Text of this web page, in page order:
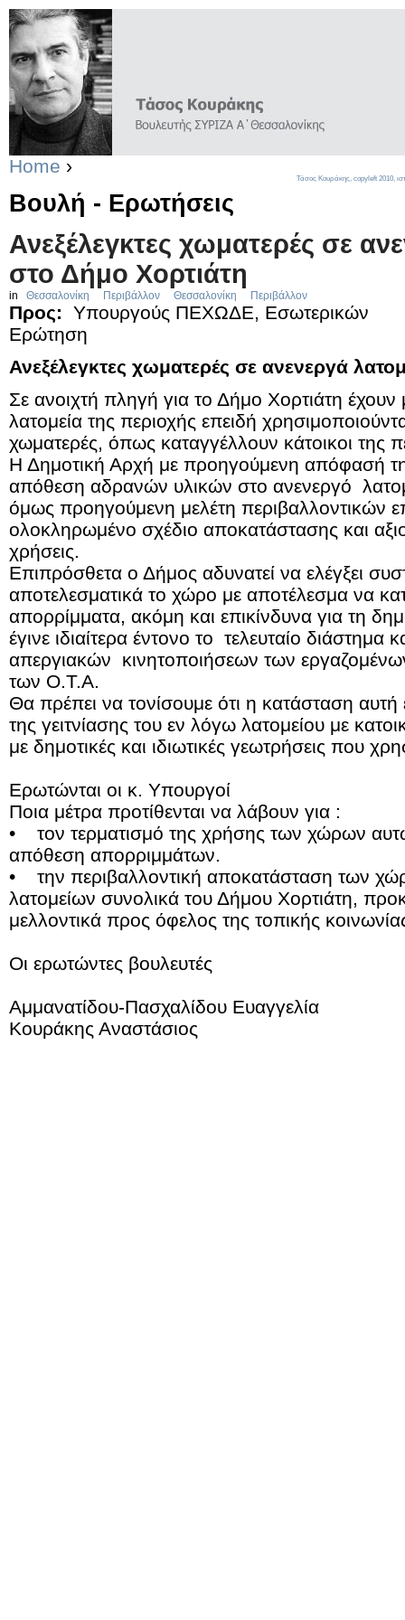
Home ›
Βουλή - Ερωτήσεις
Ανεξέλεγκτες χωματερές σε
στο Δήμο Χορτιάτη
in Θεσσαλονίκη Περιβάλλον Θεσσαλονίκη Περιβάλλον
Προς:
Υπουργούς ΠΕΧΩΔΕ, Εσωτερικών
Ερώτηση
Ανεξέλεγκτες χωματερές σε ανενεργά
Σε ανοιχτή πληγή για το Δήμο Χορτιάτη έχουν
λατομεία της περιοχής επειδή
χωματερές, όπως καταγγέλλουν κάτοικοι της
Η Δημοτική Αρχή με προηγούμενη απόφασή της
απόθεση αδρανών υλικών στο ανενεργό
όμως προηγούμενη μελέτη περιβαλλοντικών
ολοκληρωμένο σχέδιο αποκατάστασης και
χρήσεις.
Επιπρόσθετα ο Δήμος αδυνατεί να ελέγξει
αποτελεσματικά το χώρο με αποτέλεσμα να
απορρίμματα, ακόμη και επικίνδυνα για τη
έγινε ιδιαίτερα έντονο το τελευταίο διάστημα
απεργιακών κινητοποιήσεων των
των Ο.Τ.Α.
Θα πρέπει να τονίσουμε ότι η κατάσταση
της γειτνίασης του εν λόγω λατομείου με
με δημοτικές και ιδιωτικές γεωτρήσεις που
Ερωτώνται οι κ. Υπουργοί
Ποια μέτρα προτίθενται να λάβουν για :
• τον τερματισμό της χρήσης των χώρων
απόθεση απορριμμάτων.
• την περιβαλλοντική αποκατάσταση των
λατομείων συνολικά του Δήμου Χορτιάτη,
μελλοντικά προς όφελος της τοπικής
Οι ερωτώντες βουλευτές
Αμμανατίδου-Πασχαλίδου Ευαγγελία
Κουράκης Αναστάσιος
Τάσος Κουράκης, copyleft 2010,